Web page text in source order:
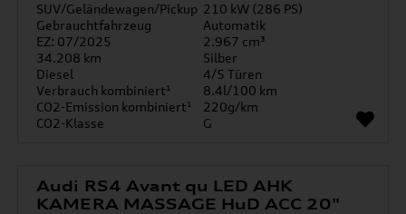
SUV/Geländewagen/Pickup 210 kW (286 PS)
Gebrauchtfahrzeug
Automatik
EZ: 07/2025
2.967 cm³
34.208 km
Silber
Diesel
4/5 Türen
Verbrauch kombiniert¹
8.4l/100 km
CO2-Emission kombiniert¹
220g/km
CO2-Klasse
G
Audi RS4 Avant qu LED AHK
KAMERA MASSAGE HuD ACC 20"